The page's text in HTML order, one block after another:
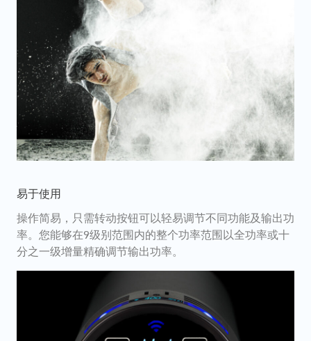
易于使用
操作简易，只需转动按钮可以轻易调节不同功能及输出功
率。您能够在9级别范围内的整个功率范围以全功率或十
分之一级增量精确调节输出功率。